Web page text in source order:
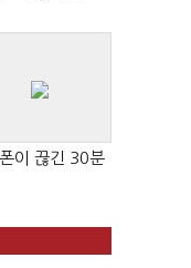
이 끊긴 30분